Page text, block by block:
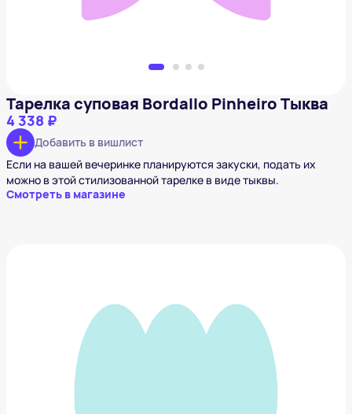
Тарелка суповая Bordallo Pinheiro Тыква
4 338 ₽
Добавить в вишлист
Если на вашей вечеринке планируются закуски, подать их
можно в этой стилизованной тарелке в виде тыквы.
Смотреть в магазине